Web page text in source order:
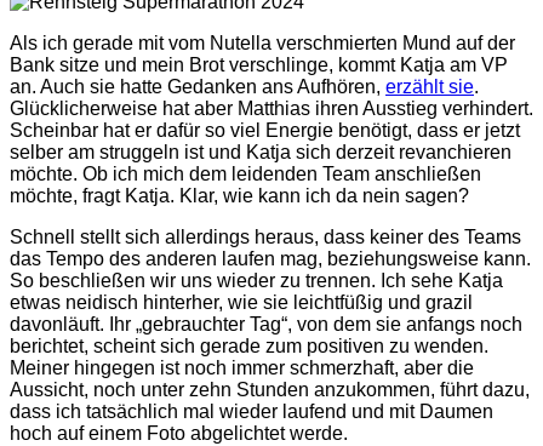
Als ich gerade mit vom Nutella verschmierten Mund auf der
Bank sitze und mein Brot verschlinge, kommt Katja am VP
an. Auch sie hatte Gedanken ans Aufhören, erzählt sie.
Glücklicherweise hat aber Matthias ihren Ausstieg verhindert.
Scheinbar hat er dafür so viel Energie benötigt, dass er jetzt
selber am struggeln ist und Katja sich derzeit revanchieren
möchte. Ob ich mich dem leidenden Team anschließen
möchte, fragt Katja. Klar, wie kann ich da nein sagen?
Schnell stellt sich allerdings heraus, dass keiner des Teams
das Tempo des anderen laufen mag, beziehungsweise kann.
So beschließen wir uns wieder zu trennen. Ich sehe Katja
etwas neidisch hinterher, wie sie leichtfüßig und grazil
davonläuft. Ihr „gebrauchter Tag“, von dem sie anfangs noch
berichtet, scheint sich gerade zum positiven zu wenden.
Meiner hingegen ist noch immer schmerzhaft, aber die
Aussicht, noch unter zehn Stunden anzukommen, führt dazu,
dass ich tatsächlich mal wieder laufend und mit Daumen
hoch auf einem Foto abgelichtet werde.